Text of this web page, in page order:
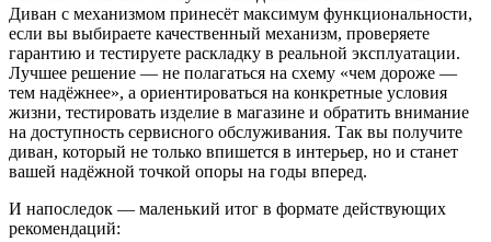
Диван с механизмом принесёт максимум функциональности,
если вы выбираете качественный механизм, проверяете
гарантию и тестируете раскладку в реальной эксплуатации.
Лучшее решение — не полагаться на схему «чем дороже —
тем надёжнее», а ориентироваться на конкретные условия
жизни, тестировать изделие в магазине и обратить внимание
на доступность сервисного обслуживания. Так вы получите
диван, который не только впишется в интерьер, но и станет
вашей надёжной точкой опоры на годы вперед.
И напоследок — маленький итог в формате действующих
рекомендаций: